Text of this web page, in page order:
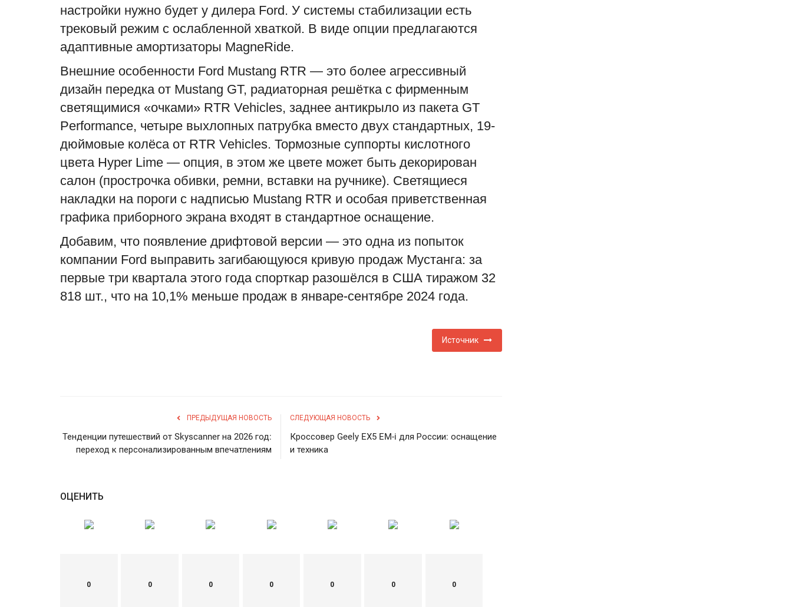
настройки нужно будет у дилера Ford. У системы стабилизации есть
трековый режим с ослабленной хваткой. В виде опции предлагаются
адаптивные амортизаторы MagneRide.
Внешние особенности Ford Mustang RTR — это более агрессивный
дизайн передка от Mustang GT, радиаторная решётка с фирменным
светящимися «очками» RTR Vehicles, заднее антикрыло из пакета GT
Performance, четыре выхлопных патрубка вместо двух стандартных, 19-
дюймовые колёса от RTR Vehicles. Тормозные суппорты кислотного
цвета Hyper Lime — опция, в этом же цвете может быть декорирован
салон (прострочка обивки, ремни, вставки на ручнике). Светящиеся
накладки на пороги с надписью Mustang RTR и особая приветственная
графика приборного экрана входят в стандартное оснащение.
Добавим, что появление дрифтовой версии — это одна из попыток
компании Ford выправить загибающуюся кривую продаж Мустанга: за
первые три квартала этого года спорткар разошёлся в США тиражом 32
818 шт., что на 10,1% меньше продаж в январе-сентябре 2024 года.
Источник
ПРЕДЫДУЩАЯ НОВОСТЬ
Тенденции путешествий от Skyscanner на 2026 год:
переход к персонализированным впечатлениям
СЛЕДУЮЩАЯ НОВОСТЬ
Кроссовер Geely EX5 EM-i для России: оснащение
и техника
ОЦЕНИТЬ
0 0 0 0 0 0 0